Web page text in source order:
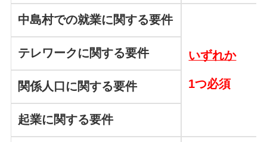
中島村での就業に関する要件
いずれか
1つ必須
テレワークに関する要件
関係人口に関する要件
起業に関する要件